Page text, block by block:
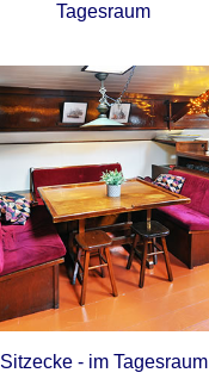
Tagesraum
Sitzecke - im Tagesraum